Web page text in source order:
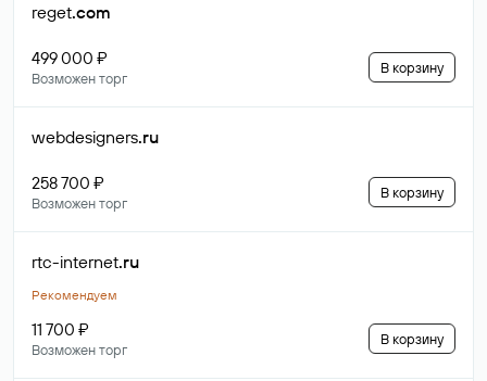
reget.com
499 000 ₽
Возможен торг
В корзину
webdesigners.ru
258 700 ₽
Возможен торг
В корзину
rtc-internet.ru
Рекомендуем
11 700 ₽
Возможен торг
В корзину